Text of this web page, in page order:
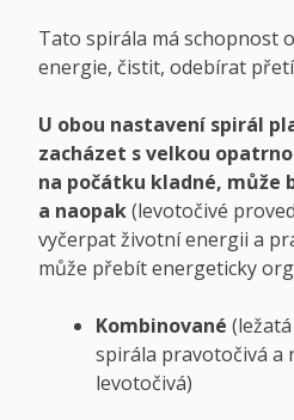
Tato spirála má schopnost
energie, čistit, odebírat
U obou nastavení spirál
zacházet s velkou
na počátku kladné, může
a naopak(levotočivé
vyčerpat životní energii a
může přebít energeticky
Kombinované
spirála pravotočivá a
levotočivá)